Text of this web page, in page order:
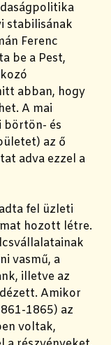
stabilisának
Ferenc
be a Pest,
abban, hogy
A mai
börtön- és
az ő
adva ezzel a
fel üzleti
hozott létre.
vasmű, a
illetve az
Amikor
1865) az
voltak,